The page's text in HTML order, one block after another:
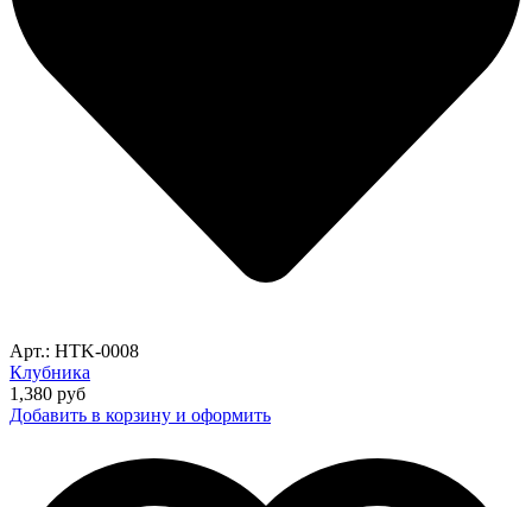
Арт.: HTK-0008
Клубника
1,380 руб
Добавить в корзину и оформить